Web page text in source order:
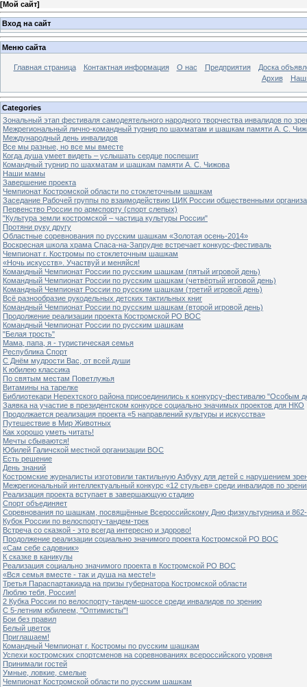
[Мой сайт]
Вход на сайт
Меню сайта
Главная страница Контактная информация О нас Предприятия
Доска
Архив
Categories
Зональный этап фестиваля самодеятельного народного творчества инвалидов по
Межрегиональный лично-командный турнир по шахматам и шашкам памяти А. С.
Международный день инвалидов
Все мы разные, но все мы вместе
Когда душа умеет видеть – услышать сердце поспешит
Командный турнир по шахматам и шашкам памяти А. С. Чижова
Наши мамы
Завершение проекта
Чемпионат Костромской области по стоклеточным шашкам
Заседание Рабочей группы по взаимодействию ЦИК России общественными
Первенство России по армспорту (спорт слепых)
"Культура земли костромской – частица культуры России"
Протяни руку другу
Областные соревнования по русским шашкам «Золотая осень-2014»
Воскресная школа храма Спаса-на-Запрудне встречает конкурс-фестиваль
Чемпионат г. Костромы по стоклеточным шашкам
«Ночь искусств». Участвуй и меняйся!
Командный Чемпионат России по русским шашкам (пятый игровой день)
Командный Чемпионат России по русским шашкам (четвёртый игровой день)
Командный Чемпионат России по русским шашкам (третий игровой день)
Всё разнообразие рукодельных детских тактильных книг
Командный Чемпионат России по русским шашкам (второй игровой день)
Продолжение реализации проекта Костромской РО ВОС
Командный Чемпионат России по русским шашкам
"Белая трость"
Мама, папа, я - туристическая семья
Республика Спорт
С Днём мудрости Вас, от всей души
К юбилею классика
По святым местам Поветлужья
Витамины на тарелке
Библиотекари Нерехтского района присоединились к конкурсу-фестивалю "Особым
Заявка на участие в президентском конкурсе социально значимых проектов для НКО
Продолжается реализация проекта «5 направлений культуры и искусства»
Путешествие в Мир Животных
Как хорошо уметь читать!
Мечты сбываются!
Юбилей Галичской местной организации ВОС
Есть решение
День знаний
Костромские журналисты изготовили тактильную Азбуку для детей с нарушением
Межрегиональный интеллектуальный конкурс «12 стульев» среди инвалидов по
Реализация проекта вступает в завершающую стадию
Спорт объединяет
Соревнования по шашкам, посвящённые Всероссийскому Дню физкультурника и
Кубок России по велоспорту-тандем-трек
Встреча со сказкой - это всегда интересно и здорово!
Продолжение реализации социально значимого проекта Костромской РО ВОС
«Сам себе садовник»
К сказке в каникулы
Реализация социально значимого проекта в Костромской РО ВОС
«Вся семья вместе - так и душа на месте!»
Третья Параспартакиада на призы губернатора Костромской области
Люблю тебя, Россия!
2 Кубка России по велоспорту-тандем-шоссе среди инвалидов по зрению
С 5-летним юбилеем, "Оптимисты"!
Бои без правил
Белый цветок
Приглашаем!
Командный Чемпионат г. Костромы по русским шашкам
Успехи костромских спортсменов на соревнованиях всероссийского уровня
Принимали гостей
Умные, ловкие, смелые
Чемпионат Костромской области по русским шашкам